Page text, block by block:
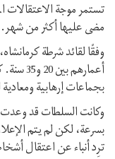
تستمر موجة الاعتقالات
مضى عليها أكثر من شهر.
وفقًا لقائد شرطة
بجماعات إرهابية
وكانت السلطات قد
بسرعة، لكن لم يتم
ترِد أنباء عن اعتقال